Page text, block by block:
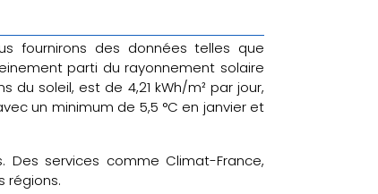
fournirons des données telles que
parti du rayonnement solaire
soleil, est de 4,21 kWh/m² par jour,
un minimum de 5,5 °C en janvier et
services comme Climat-France,
régions.